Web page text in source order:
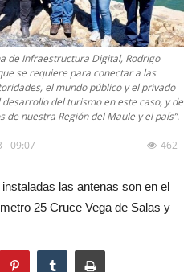
de Infraestructura Digital, Rodrigo
se requiere para conectar a las
el mundo público y el privado
del turismo en este caso, y de
nuestra Región del Maule y el país”.
- 09:07 462
las antenas son en el
25 Cruce Vega de Salas y